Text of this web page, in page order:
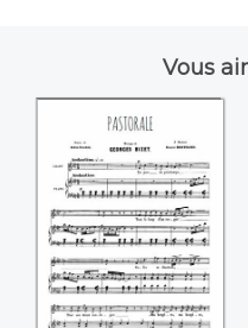
Vous
Pastorale
((Georges Bizet))